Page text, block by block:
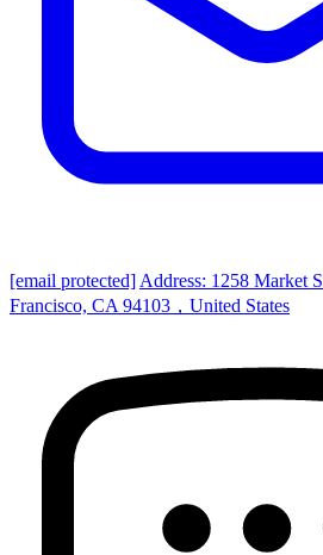
[email protected] Address: 1258 Market
Francisco, CA 94103，United States